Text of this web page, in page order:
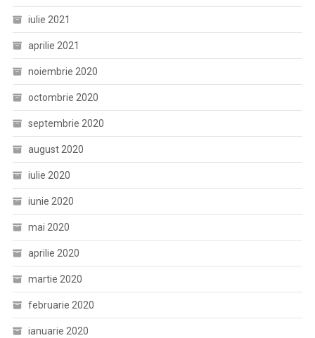
iulie 2021
aprilie 2021
noiembrie 2020
octombrie 2020
septembrie 2020
august 2020
iulie 2020
iunie 2020
mai 2020
aprilie 2020
martie 2020
februarie 2020
ianuarie 2020